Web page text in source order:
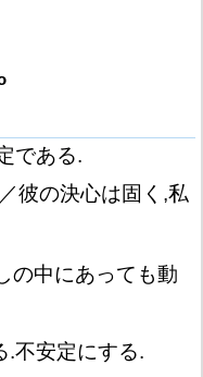
である.
／彼の決心は固く,私
の中にあっても動
.不安定にする.